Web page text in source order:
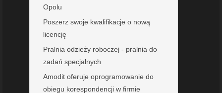
Opolu
Poszerz swoje kwalifikacje o nową
licencję
Pralnia odzieży roboczej - pralnia do
zadań specjalnych
Amodit oferuje oprogramowanie do
obiegu korespondencji w firmie